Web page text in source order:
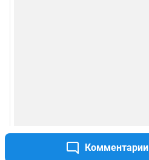
Комментарии